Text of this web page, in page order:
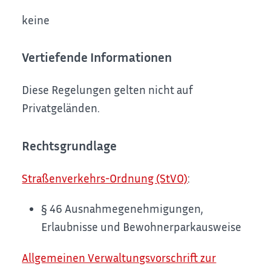
keine
Vertiefende Informationen
Diese Regelungen gelten nicht auf
Privatgeländen.
Rechtsgrundlage
Straßenverkehrs-Ordnung (StVO):
§ 46 Ausnahmegenehmigungen,
Erlaubnisse und Bewohnerparkausweise
Allgemeinen Verwaltungsvorschrift zur